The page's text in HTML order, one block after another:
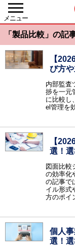
メニュー
戻る
カテゴリーから探す
人事・労務
基幹統合
販売
在庫・購買
情報共有
「製品比較」の記
【
び方
内部監査
捗を一元
に比較し
el管理を
【
選！
図面比較
の効率化
の記事で
イル形式
方のポイ
個人
選！